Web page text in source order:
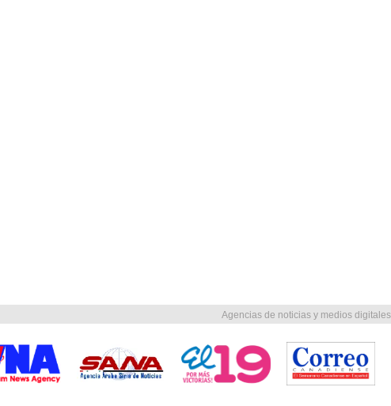
Agencias de noticias y medios digitales